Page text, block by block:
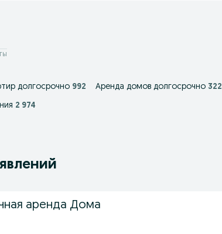
долгосрочно 992 Аренда домов долгосрочно 322
2 974
аренда Дома